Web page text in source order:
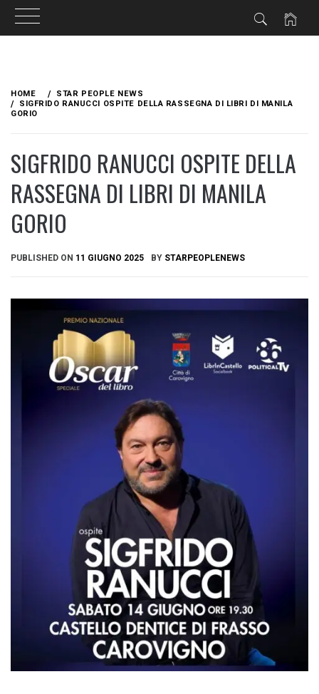
content
HOME
STAR PEOPLE NEWS
SIGFRIDO RANUCCI OSPITE DELLA RASSEGNA DI LIBRI DI MANILA
GORIO
SIGFRIDO RANUCCI OSPITE DELLA
RASSEGNA DI LIBRI DI MANILA
GORIO
PUBLISHED ON 11 GIUGNO 2025 BY STARPEOPLENEWS